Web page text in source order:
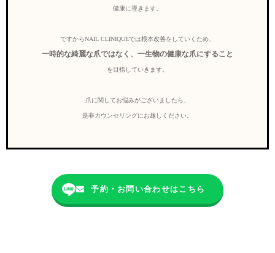
健康に導きます。
ですからNAIL CLINIQUEでは根本改善をしていくため、
一時的な綺麗な爪ではなく、一生物の健康な爪にすること
を目指していきます。
爪に関してお悩みがございましたら、
是非カウンセリングにお越しください。
予約・お問い合わせはこちら